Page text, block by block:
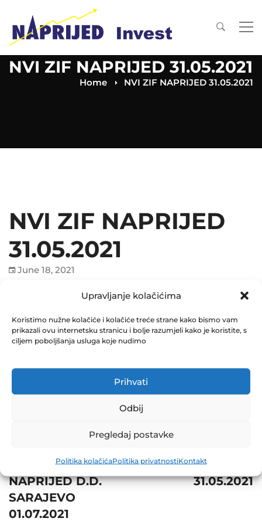
Upravljanje kolačićima
Koristimo nužne kolačiće i kolačiće treće strane kako bismo vam
prikazali ovu internetsku stranicu i bolje razumjeli kako je koristite, s
ciljem poboljšanja usluga koje nudimo
Prihvati
Odbij
Pregledaj postavke
Politika kolačićaPolitika privatnostiKontakt
NVI ZIF NAPRIJED 31.05.2021
Home NVI ZIF NAPRIJED 31.05.2021
NVI ZIF NAPRIJED
31.05.2021
June 18, 2021
Share
Post
Prev
SKUPŠTINE ZIF
NAPRIJED D.D.
SARAJEVO
01.07.2021
EUROFOND-1
31.05.2021